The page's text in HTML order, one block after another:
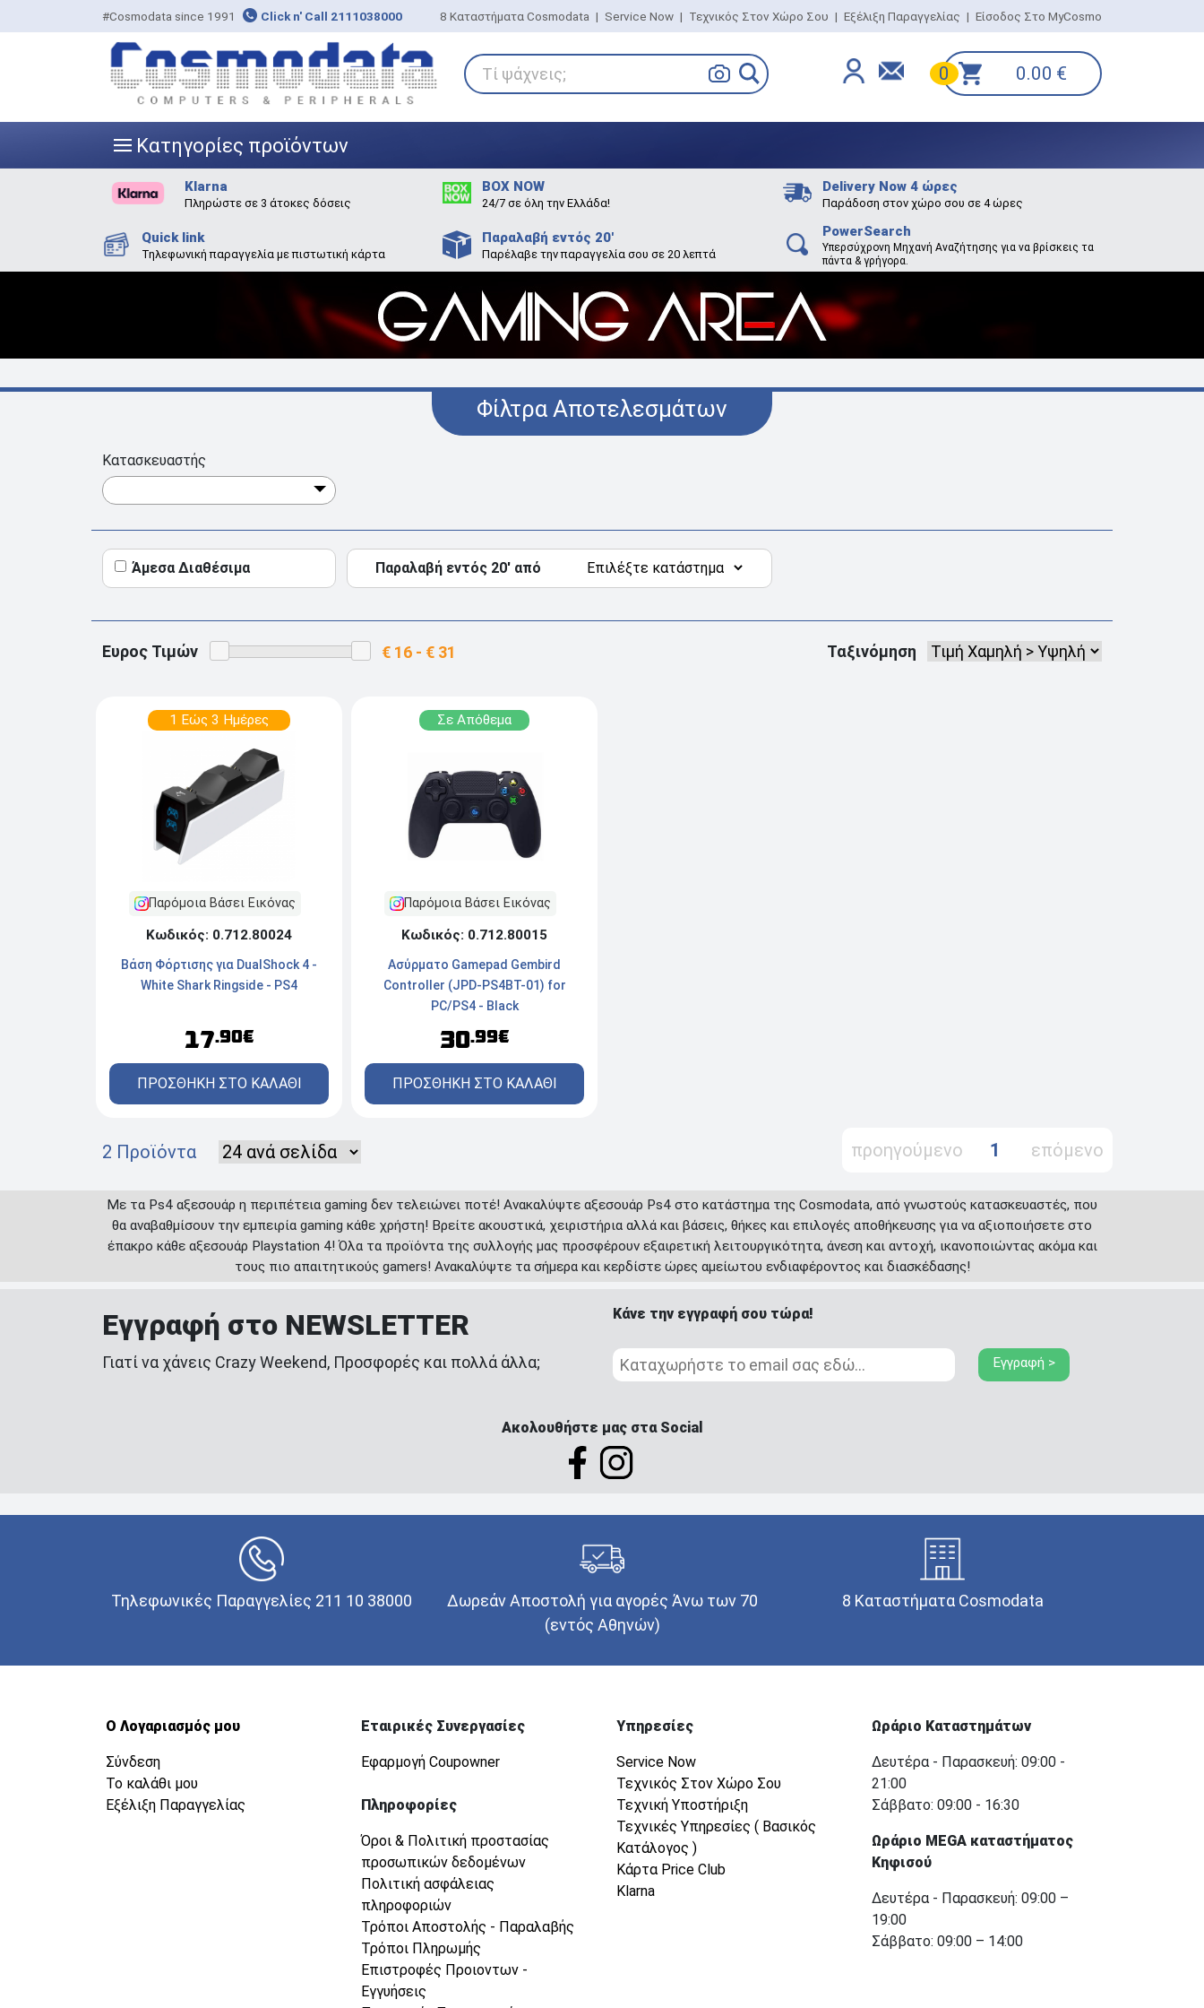
#Cosmodata since 1991 Click n' Call 2111038000 8 Καταστήματα Cosmodata | Service Now | Τεχνικός Στον Χώρο Σου | Εξέλιξη Παραγγελίας | Είσοδος Στο MyCosmo
Τί ψάχνεις; 0 0.00 €
||| Κατηγορίες προϊόντων
Klarna
Πληρώστε σε 3 άτοκες δόσεις
BOX NOW
24/7 σε όλη την Ελλάδα!
Delivery Now 4 ώρες
Παράδοση στον χώρο σου σε 4 ώρες
Quick link
Τηλεφωνική παραγγελία με πιστωτική κάρτα
Παραλαβή εντός 20'
Παρέλαβε την παραγγελία σου σε 20 λεπτά
PowerSearch
Υπερσύχρονη Μηχανή Αναζήτησης για να βρίσκεις τα
πάντα & γρήγορα.
Φίλτρα Αποτελεσμάτων
Κατασκευαστής
Άμεσα Διαθέσιμα Παραλαβή εντός 20' από
Ευρος Τιμών Ταξινόμηση
1 Εώς 3 Ημέρες
Παρόμοια Βάσει Εικόνας
Κωδικός: 0.712.80024
Βάση Φόρτισης για DualShock 4 -
White Shark Ringside - PS4
17.90€
ΠΡΟΣΘΗΚΗ ΣΤΟ ΚΑΛΑΘΙ
Σε Απόθεμα
Παρόμοια Βάσει Εικόνας
Κωδικός: 0.712.80015
Ασύρματο Gamepad Gembird
Controller (JPD-PS4BT-01) for
PC/PS4 - Black
30.99€
ΠΡΟΣΘΗΚΗ ΣΤΟ ΚΑΛΑΘΙ
2 Προϊόντα προηγούμενο 1 επόμενο
Με τα Ps4 αξεσουάρ η περιπέτεια gaming δεν τελειώνει ποτέ! Ανακαλύψτε αξεσουάρ Ps4 στο κατάστημα της Cosmodata, από γνωστούς κατασκευαστές, που
θα αναβαθμίσουν την εμπειρία gaming κάθε χρήστη! Βρείτε ακουστικά, χειριστήρια αλλά και βάσεις, θήκες και επιλογές αποθήκευσης για να αξιοποιήσετε στο
έπακρο κάθε αξεσουάρ Playstation 4! Όλα τα προϊόντα της συλλογής μας προσφέρουν εξαιρετική λειτουργικότητα, άνεση και αντοχή, ικανοποιώντας ακόμα και
τους πιο απαιτητικούς gamers! Ανακαλύψτε τα σήμερα και κερδίστε ώρες αμείωτου ενδιαφέροντος και διασκέδασης!
Εγγραφή στο NEWSLETTER
Γιατί να χάνεις Crazy Weekend, Προσφορές και πολλά άλλα;
Κάνε την εγγραφή σου τώρα!
Εγγραφή >
Ακολουθήστε μας στα Social
Τηλεφωνικές Παραγγελίες 211 10 38000
Δωρεάν Αποστολή για αγορές Άνω των 70
(εντός Αθηνών)
8 Καταστήματα Cosmodata
Ο Λογαριασμός μου
Σύνδεση
Το καλάθι μου
Εξέλιξη Παραγγελίας
Εταιρικές Συνεργασίες
Εφαρμογή Coupowner
Πληροφορίες
Όροι & Πολιτική προστασίας
προσωπικών δεδομένων
Πολιτική ασφάλειας
πληροφοριών
Τρόποι Αποστολής - Παραλαβής
Τρόποι Πληρωμής
Επιστροφές Προιοντων -
Εγγυήσεις
Υπηρεσίες
Service Now
Τεχνικός Στον Χώρο Σου
Τεχνική Υποστήριξη
Τεχνικές Υπηρεσίες ( Βασικός
Κατάλογος )
Κάρτα Price Club
Klarna
Ωράριο Καταστημάτων
Δευτέρα - Παρασκευή: 09:00 -
21:00
Σάββατο: 09:00 - 16:30
Ωράριο MEGA καταστήματος
Κηφισού
Δευτέρα - Παρασκευή: 09:00 –
19:00
Σάββατο: 09:00 – 14:00